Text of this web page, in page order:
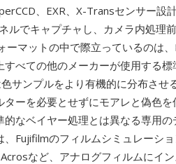
、EXR、X-Transセンサー
ルでキャプチャし、カメラ内処理
ーマットの中で際立っているのは
すべての他のメーカーが使用する
サンプルをより有機的に分布さ
ターを必要とせずにモアレと偽色
的なベイヤー処理とは異なる専用
、Fujifilmのフィルムシミュレーシ
など、アナログフィルムにイ